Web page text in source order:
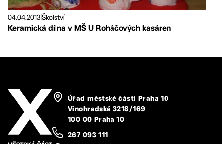
04.04.2013Školství
Keramická dílna v MŠ U Roháčových kasáren
Úřad městské části Praha 10
Vinohradská 3218/169
100 00 Praha 10
267 093 111